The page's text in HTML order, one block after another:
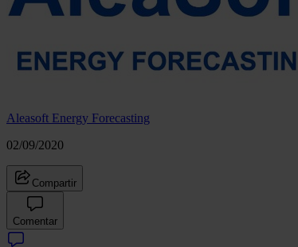
Aleasoft Energy Forecasting
02/09/2020
Compartir
Comentar